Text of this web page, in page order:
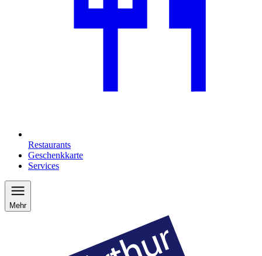
Restaurants
Geschenkkarte
Services
Mehr